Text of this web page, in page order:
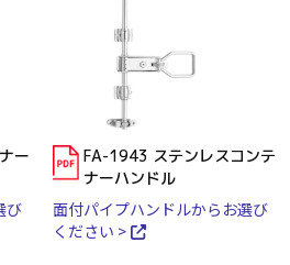
ー
び
FA-1943 ステンレスコンテ
ナーハンドル
面付パイプハンドルからお選び
ください >